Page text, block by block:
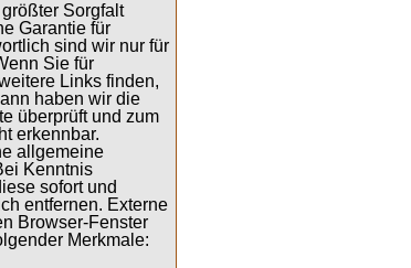
Sorgfalt
Garantie für
sind wir nur für
Sie für
Links finden,
haben wir die
überprüft und zum
erkennbar.
allgemeine
Kenntnis
sofort und
entfernen. Externe
Browser-Fenster
Merkmale: